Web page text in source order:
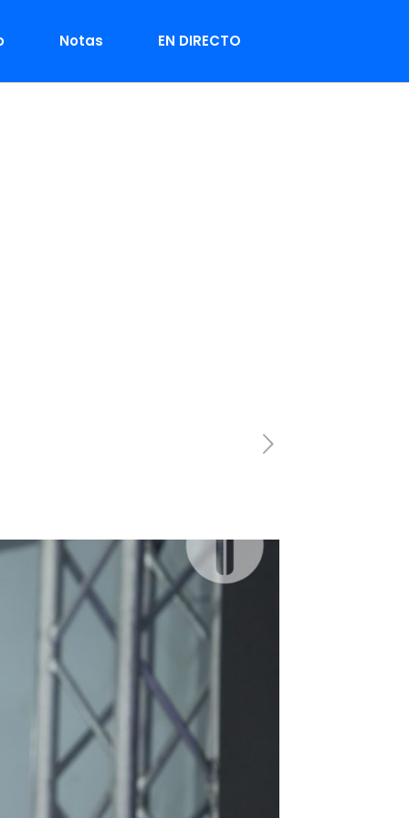
Notas EN DIRECTO